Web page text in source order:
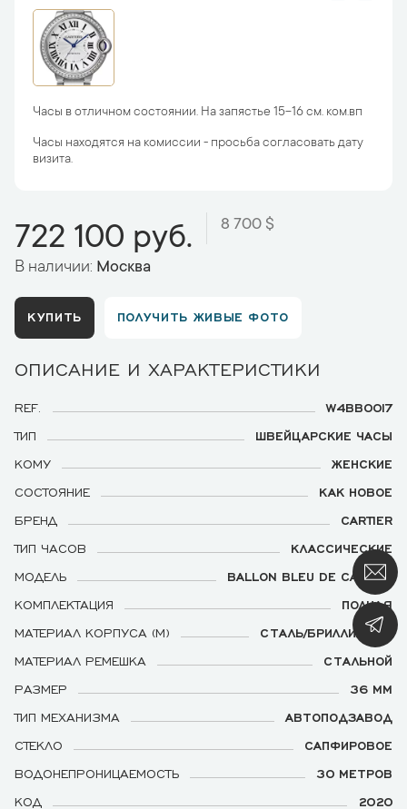
Часы в отличном состоянии. На запястье 15-16 см. ком.вп
Часы находятся на комиссии - просьба согласовать дату
визита.
722 100 руб. 8 700 $
В наличии: Москва
КУПИТЬ ПОЛУЧИТЬ ЖИВЫЕ ФОТО
ОПИСАНИЕ И ХАРАКТЕРИСТИКИ
REF.
W4BB0017
ТИП
ШВЕЙЦАРСКИЕ ЧАСЫ
КОМУ
ЖЕНСКИЕ
СОСТОЯНИЕ
КАК НОВОЕ
БРЕНД
CARTIER
ТИП ЧАСОВ
КЛАССИЧЕСКИЕ
МОДЕЛЬ
BALLON BLEU DE CARTIER
КОМПЛЕКТАЦИЯ
ПОЛНАЯ
МАТЕРИАЛ КОРПУСА (М)
СТАЛЬ/БРИЛЛИАНТЫ
МАТЕРИАЛ РЕМЕШКА
СТАЛЬНОЙ
РАЗМЕР
36 ММ
ТИП МЕХАНИЗМА
АВТОПОДЗАВОД
СТЕКЛО
САПФИРОВОЕ
ВОДОНЕПРОНИЦАЕМОСТЬ
30 МЕТРОВ
КОД
2020